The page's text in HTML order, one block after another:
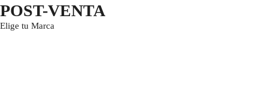
POST-VENTA
Elige tu Marca